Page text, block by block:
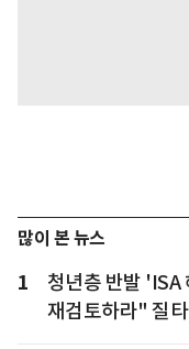
많이 본 뉴스
1
청년층 반발 'ISA
재검토하라" 질타